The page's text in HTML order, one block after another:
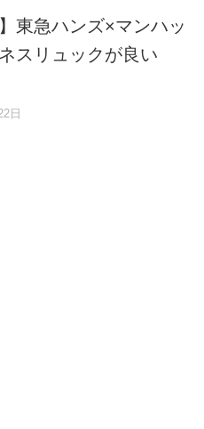
東急ハンズ×マンハッ
スリュックが良い
日